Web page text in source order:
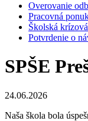
Overovanie
Pracovná
Školská
Potvrdenie o
SPŠE
24.06.2026
Naša škola bola